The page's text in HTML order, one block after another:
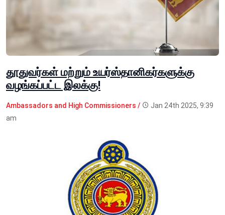
தூதுவர்கள் மற்றும் உயர்ஸ்தானிகர்களுக்கு
வழங்கப்பட்ட இலக்கு!
Ambassadors and High Commissioners /
Jan 24th 2025, 9:39
am